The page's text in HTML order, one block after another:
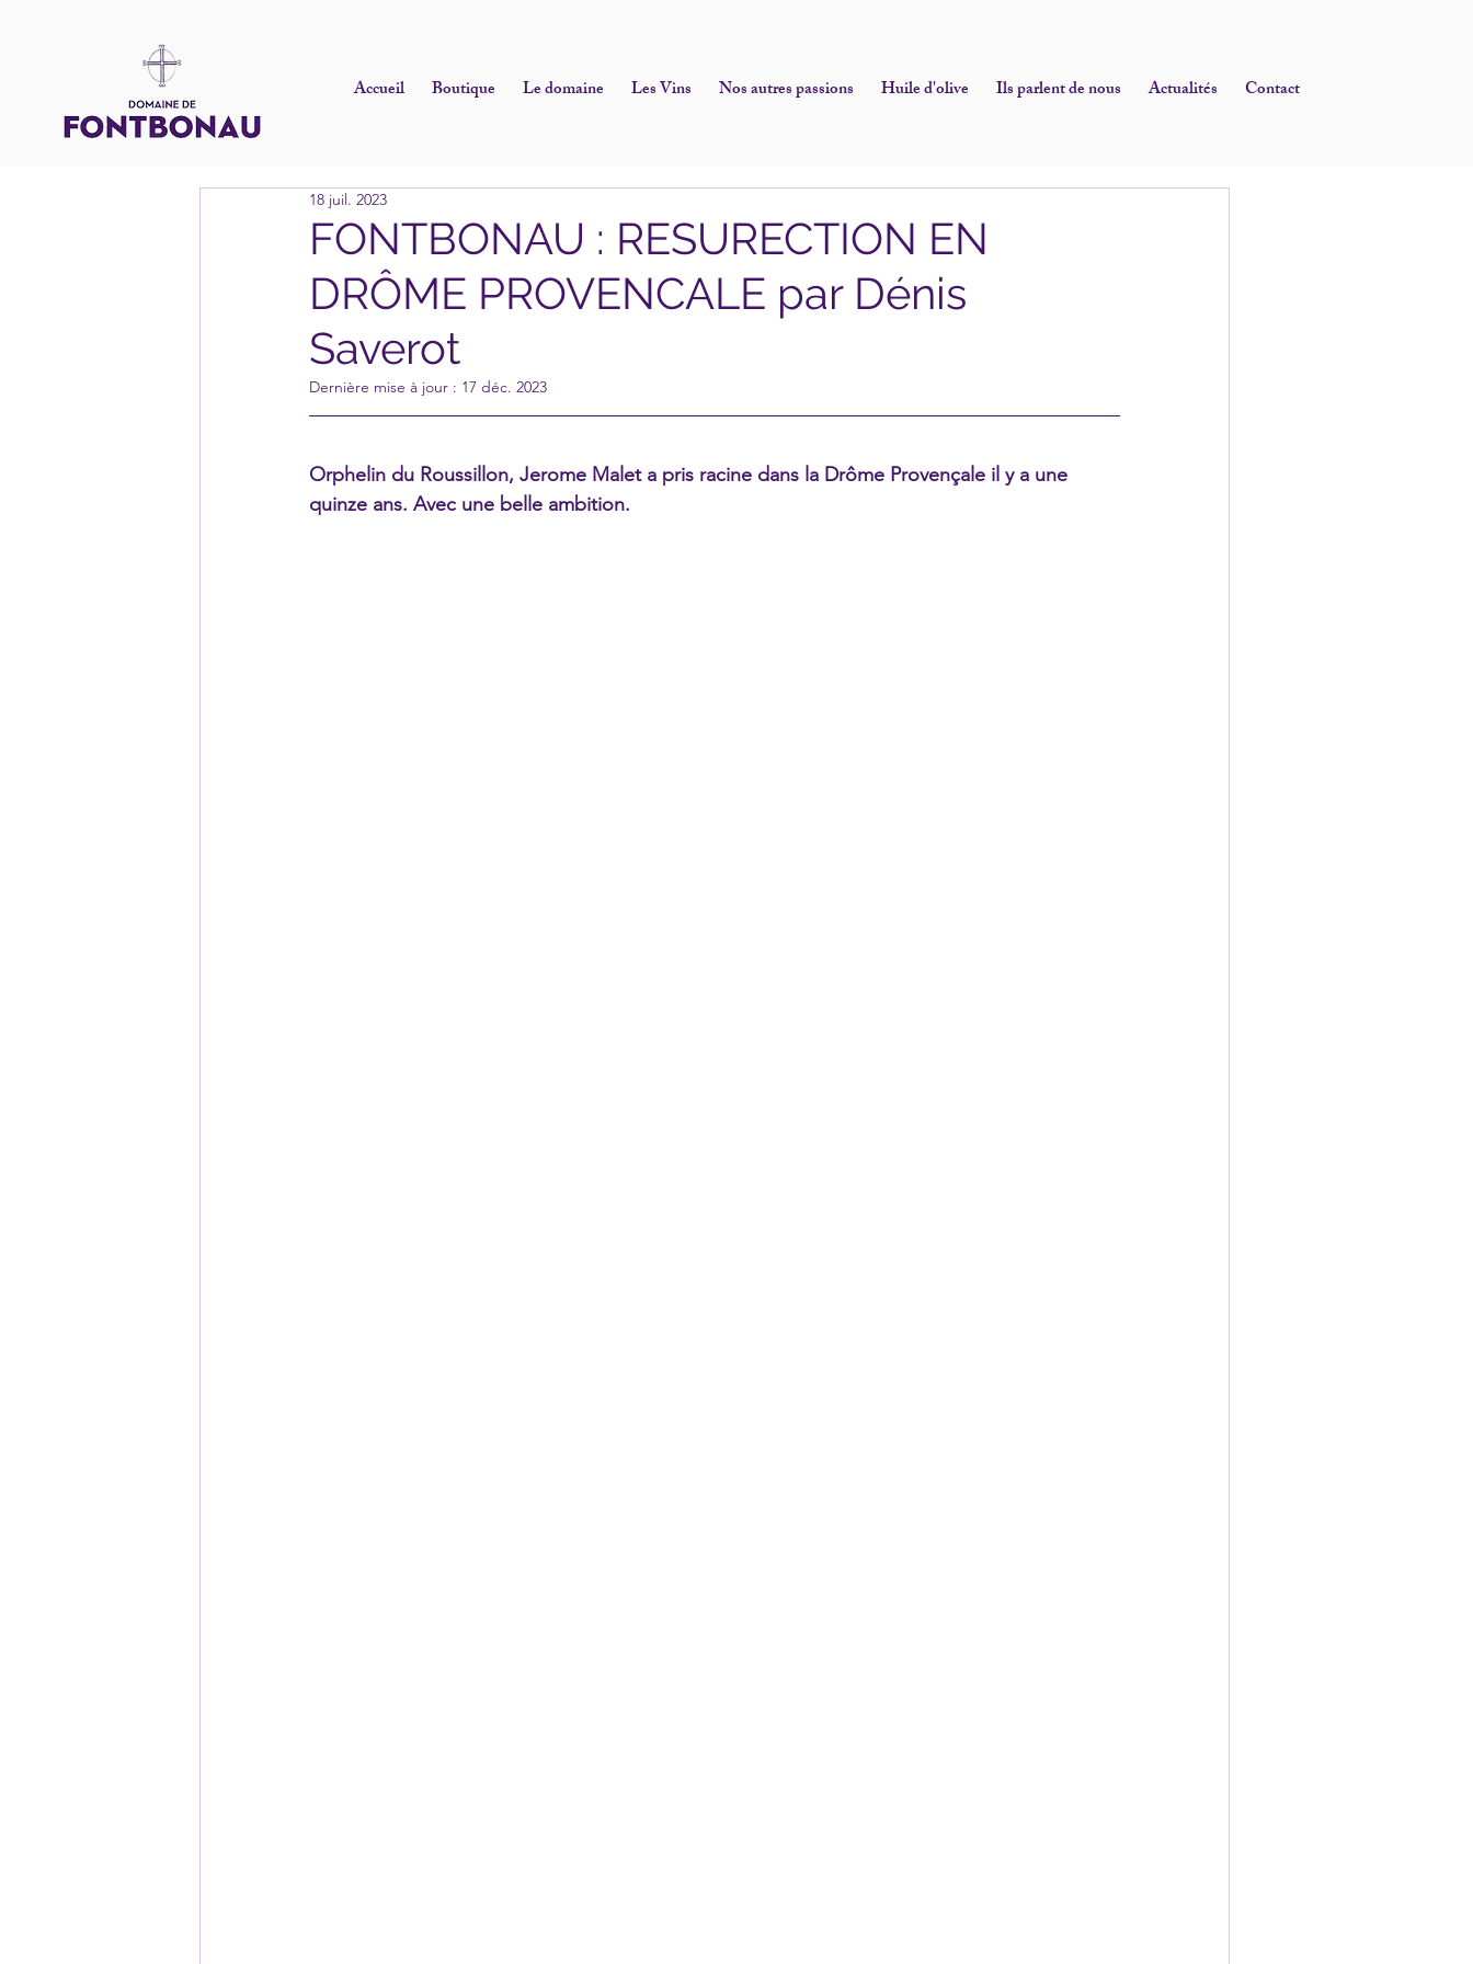
Accueil Boutique Le domaine Les Vins Nos autres passions Huile d'olive Ils parlent de nous Actualités Contact
FONTBONAU : RESURECTION EN
DRÔME PROVENCALE par Dénis
Saverot
18 juil. 2023
Dernière mise à jour : 17 déc. 2023
Orphelin du Roussillon, Jerome Malet a pris racine dans la Drôme Provençale il y a une
quinze ans. Avec une belle ambition.